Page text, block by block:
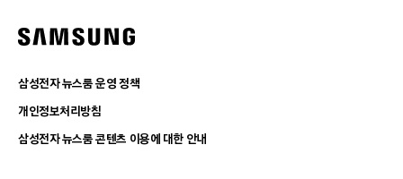
삼성전자 뉴스룸 운영 정책
개인정보처리방침
삼성전자 뉴스룸 콘텐츠 이용에 대한 안내